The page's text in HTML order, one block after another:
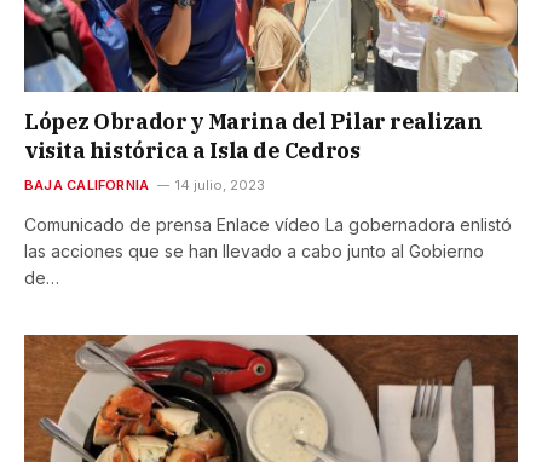
López Obrador y Marina del Pilar realizan
visita histórica a Isla de Cedros
BAJA CALIFORNIA 14 julio, 2023
Comunicado de prensa Enlace vídeo La gobernadora enlistó
las acciones que se han llevado a cabo junto al Gobierno
de…